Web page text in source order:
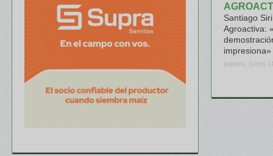
Santiago
Agroactiva:
impresiona»
jueves, junio